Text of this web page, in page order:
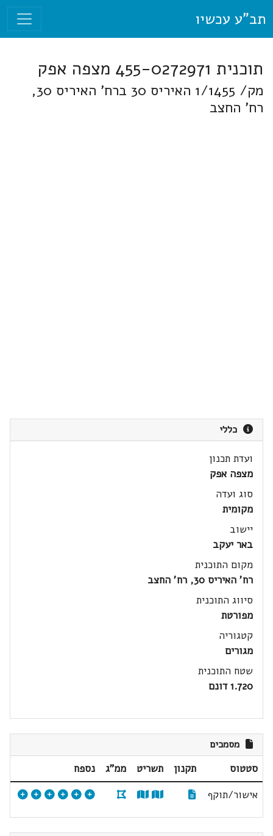
תב"ע עכשיו
תוכנית 455-0272971 מצפה אפק
מק/ 1/1455 האיריס 30 ברח' האיריס 30,
רח' החצב
כללי
ועדת תכנון
מצפה אפק
סוג ועדה
מקומית
יישוב
באר יעקב
מקום התוכנית
רח' האיריס 30, רח' החצב
סיווג התוכנית
מפורטת
קטגוריה
מגורים
שטח התוכנית
1.720 דונם
מסמכים
סטטוס תקנון תשריט ממ"ג
נספח
אישור/תוקף